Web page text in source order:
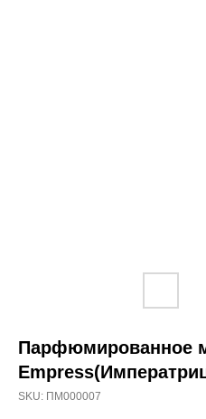
Парфюмированное
SKU: ПМ000007